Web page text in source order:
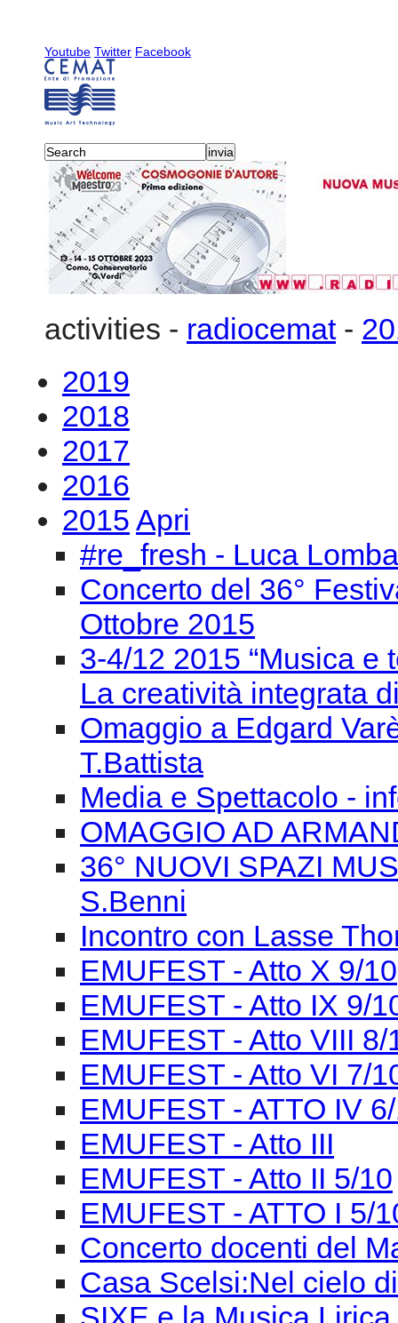
Youtube Twitter Facebook
activities - radiocemat-
2019
2018
2017
2016
2015 Apri
#re_fresh - Luca
Concerto del 36°
Ottobre 2015
3-4/12 2015 “Musica
La creatività integrata
Omaggio a Edgard
T.Battista
Media e Spettacolo -
OMAGGIO AD
36° NUOVI SPAZI
S.Benni
Incontro con Lasse
EMUFEST - Atto X 9/10
EMUFEST - Atto IX 9/
EMUFEST - Atto VIII 8/
EMUFEST - Atto VI 7/
EMUFEST - ATTO IV
EMUFEST - Atto III
EMUFEST - Atto II 5/10
EMUFEST - ATTO I 5/
Concerto docenti del
Casa Scelsi:Nel cielo